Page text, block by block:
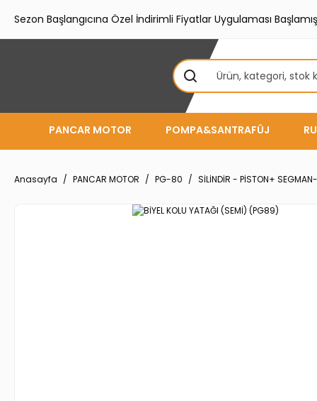
Sezon Başlangıcına Özel İndirimli Fiyatlar Uygulaması
PANCAR MOTOR POMPA&SANTRAFÜJ
Anasayfa PANCAR MOTOR PG-80 SİLİNDİR - PİSTON+